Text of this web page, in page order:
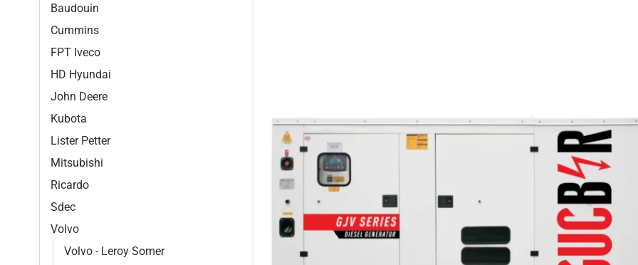
Baudouin
Cummins
FPT Iveco
HD Hyundai
John Deere
Kubota
Lister Petter
Mitsubishi
Ricardo
Sdec
Volvo
Volvo - Leroy Somer